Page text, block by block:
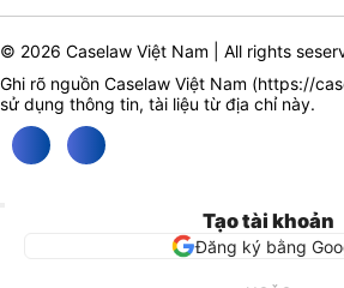
© 2026 Caselaw Việt Nam | All rights
Ghi rõ nguồn Caselaw Việt Nam (https://
sử dụng thông tin, tài liệu từ địa chỉ này.
Tạo tài khoản
Đăng ký bằng